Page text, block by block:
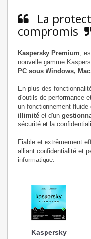
La
compromis
Kaspersky Premium,
nouvelle gamme
PC sous Windows,
En plus des
d'outils de performance
un fonctionnement fluide
illimité et d'un
sécurité et la
Fiable et extrêmement
alliant confidentialité et
informatique.
Kaspersky